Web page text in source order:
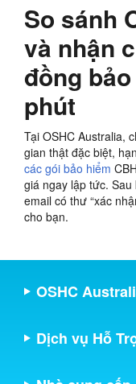
So sánh
và nhận
đồng
phút
Tại OSHC Australia,
gian thật đặc biệt,
các gói bảo hiểm
giá ngay lập tức.
email có thư “xác
cho bạn.
OSHC
Dịch vụ Hỗ